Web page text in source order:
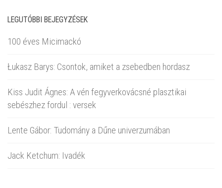
LEGUTÓBBI BEJEGYZÉSEK
100 éves Micimackó
Łukasz Barys: Csontok, amiket a zsebedben hordasz
Kiss Judit Ágnes: A vén fegyverkovácsné plasztikai
sebészhez fordul : versek
Lente Gábor: Tudomány a Dűne univerzumában
Jack Ketchum: Ivadék